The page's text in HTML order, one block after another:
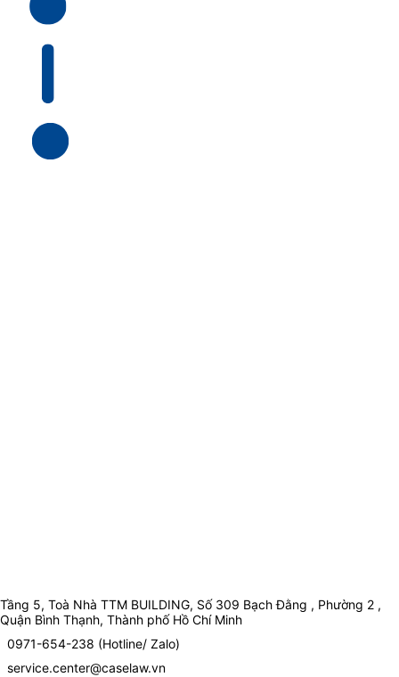
Tầng 5, Toà Nhà TTM BUILDING, Số 309 Bạch Đằng , Phường 2 ,
Quận Bình Thạnh, Thành phố Hồ Chí Minh
0971-654-238 (Hotline/ Zalo)
service.center@caselaw.vn